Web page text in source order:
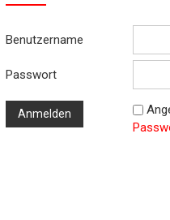
Benutzername
Passwort